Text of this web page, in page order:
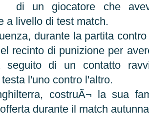
di un giocatore che
a livello di test match.
durante la partita contro
recinto di punizione per
seguito di un contatto
l'uno contro l'altro.
costruÃ¬ la sua
durante il match